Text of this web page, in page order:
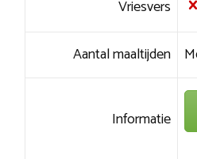
Vriesvers
Aantal maaltijden
Informatie